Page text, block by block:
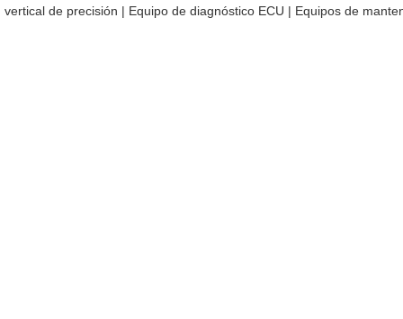
vertical de precisión | Equipo de diagnóstico ECU | Equipos de